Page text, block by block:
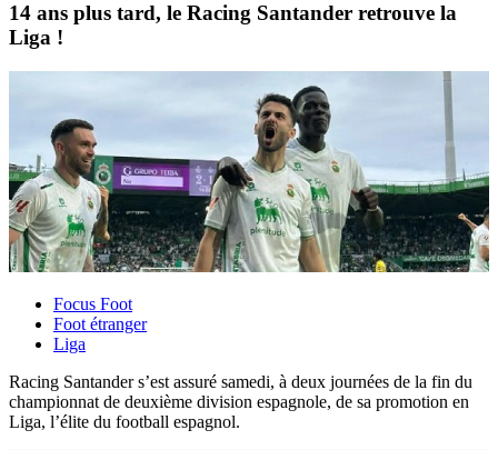
14 ans plus tard, le Racing Santander retrouve la
Liga !
Focus Foot
Foot étranger
Liga
Racing Santander s’est assuré samedi, à deux journées de la fin du
championnat de deuxième division espagnole, de sa promotion en
Liga, l’élite du football espagnol.